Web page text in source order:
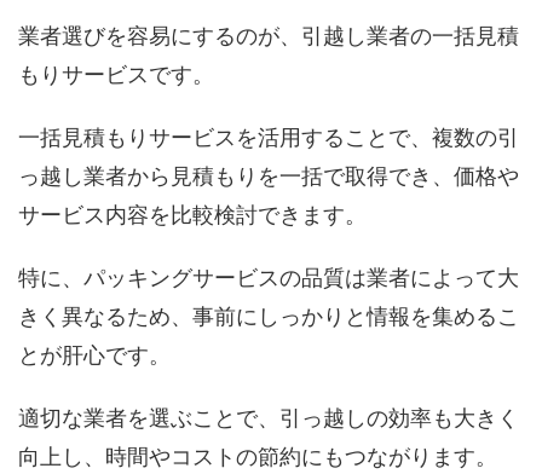
業者選びを容易にするのが、引越し業者の一括見積
もりサービスです。
一括見積もりサービスを活用することで、複数の引
っ越し業者から見積もりを一括で取得でき、価格や
サービス内容を比較検討できます。
特に、パッキングサービスの品質は業者によって大
きく異なるため、事前にしっかりと情報を集めるこ
とが肝心です。
適切な業者を選ぶことで、引っ越しの効率も大きく
向上し、時間やコストの節約にもつながります。